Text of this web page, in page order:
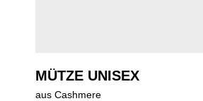
MÜTZE UNISEX
aus Cashmere